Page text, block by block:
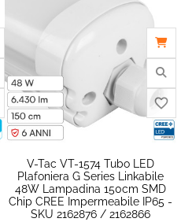
favorite_border
V-Tac VT-1574 Tubo LED
Plafoniera G Series Linkabile
48W Lampadina 150cm SMD
Chip CREE Impermeabile IP65 -
SKU 2162876 / 2162866